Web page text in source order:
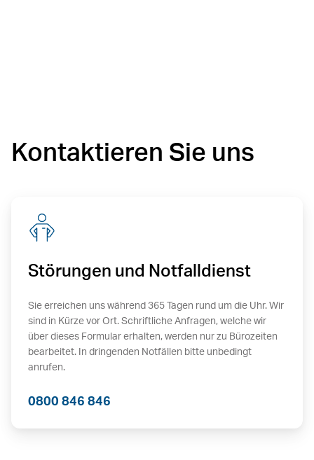
Kontaktieren Sie uns
Störungen und Notfalldienst
Sie erreichen uns während 365 Tagen rund um die Uhr. Wir
sind in Kürze vor Ort. Schriftliche Anfragen, welche wir
über dieses Formular erhalten, werden nur zu Bürozeiten
bearbeitet. In dringenden Notfällen bitte unbedingt
anrufen.
0800 846 846